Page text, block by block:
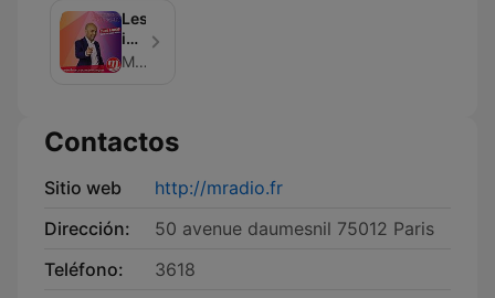
Davant
Les
imitations
deM Radio
Contactos
Sitio web
http://mradio.fr
Dirección:
50 avenue daumesnil 75012 Paris
Teléfono:
3618